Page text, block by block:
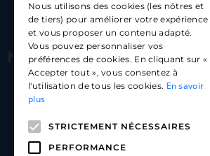
hello@carloapp.com
Nous suivre
Carlo App | Instagram
Carlo App | Linkedin
ENGLISH
SPANISH
Nous utilisons des cookies (les nôtres et
de tiers) pour améliorer votre expérience
et vous proposer un contenu adapté.
Vous pouvez personnaliser vos
préférences de cookies. En cliquant sur «
Accepter tout », vous consentez à
l'utilisation de tous les cookies. En savoir
plus
STRICTEMENT NÉCESSAIRES
PERFORMANCE